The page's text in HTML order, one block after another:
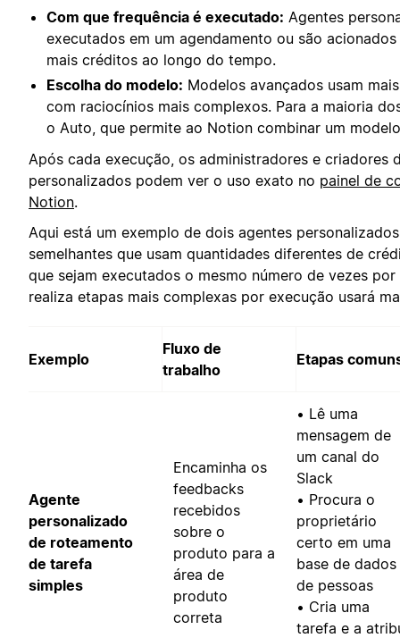
Com que frequência é executado: Agentes
executados em um agendamento ou são
mais créditos ao longo do tempo.
Escolha do modelo: Modelos avançados usam
com raciocínios mais complexos. Para a maioria
o Auto, que permite ao Notion combinar um
Após cada execução, os administradores e criadores
personalizados podem ver o uso exato no painel de
Notion.
Aqui está um exemplo de dois agentes
semelhantes que usam quantidades diferentes de
que sejam executados o mesmo número de vezes
realiza etapas mais complexas por execução usará
Exemplo
Fluxo de
trabalho
Etapas
Agente
personalizado
de roteamento
de tarefa
simples
Encaminha os
feedbacks
recebidos
sobre o
produto para a
área de
produto
correta
• Lê uma
mensagem de
um canal do
Slack
• Procura o
proprietário
certo em uma
base de dados
de pessoas
• Cria uma
tarefa e a